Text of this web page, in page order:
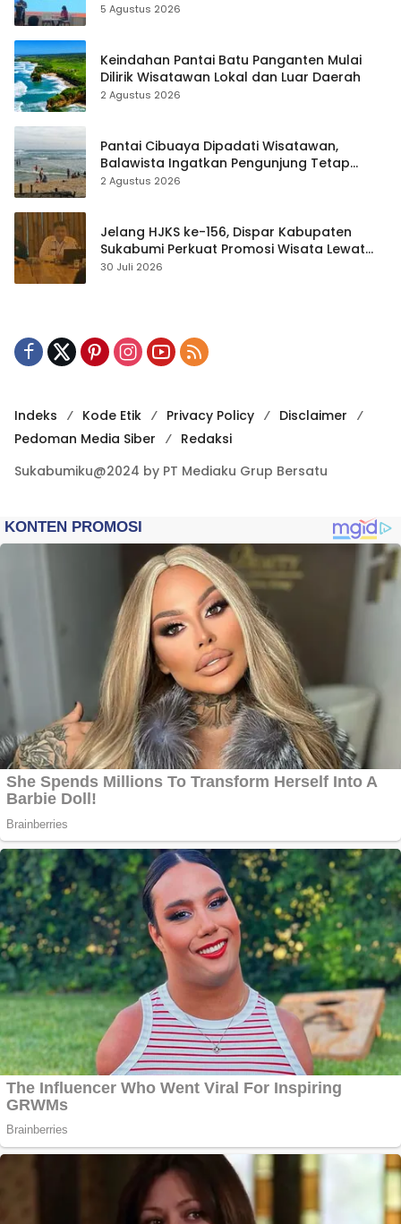
hingga Teknik Evakuasi
5 Agustus 2026
Keindahan Pantai Batu Panganten Mulai
Dilirik Wisatawan Lokal dan Luar Daerah
2 Agustus 2026
Pantai Cibuaya Dipadati Wisatawan,
Balawista Ingatkan Pengunjung Tetap
Waspada
2 Agustus 2026
Jelang HJKS ke-156, Dispar Kabupaten
Sukabumi Perkuat Promosi Wisata Lewat
Publikasi Digital
30 Juli 2026
Indeks Kode Etik Privacy Policy
Disclaimer
Pedoman Media Siber
Redaksi
Sukabumiku@2024 by PT Mediaku Grup Bersatu